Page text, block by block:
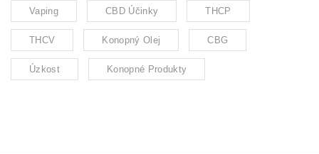
Vaping CBD Účinky THCP
THCV Konopný Olej CBG
Úzkost Konopné Produkty